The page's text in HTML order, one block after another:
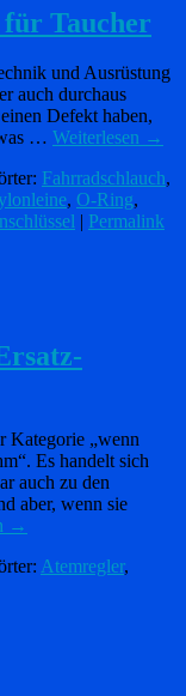
Taucher
und Ausrüstung
auch durchaus
Defekt haben,
… Weiterlesen →
Fahrradschlauch,
, O-Ring,
Permalink
Kategorie „wenn
Es handelt sich
auch zu den
aber, wenn sie
→
Atemregler,